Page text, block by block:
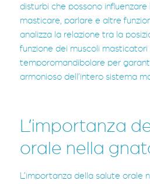
disturbi che possono
masticare, parlare e altre
analizza la relazione tra la
funzione dei muscoli masticatori
temporomandibolare per
armonioso dell’intero sistema
L’importanza
orale nella
L’importanza della salute orale